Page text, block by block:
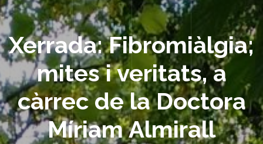
Xerrada: Fibromiàlgia;
mites i veritats, a
càrrec de la Doctora
Míriam Almirall